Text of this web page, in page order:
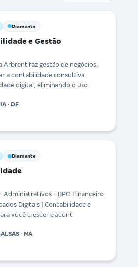
Diamante
e Gestão
Arbrent faz gestão de negócios.
a contabilidade consultiva
digital, eliminando o uso
· DF
Diamante
Administrativos - BPO Financeiro
| Contabilidade e
você crescer e acont
· MA